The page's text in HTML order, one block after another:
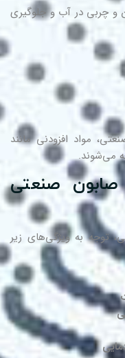
چربی در آب و جلوگیری
افزودنی مانند
صنعتی
به ویژگی‌های زیر